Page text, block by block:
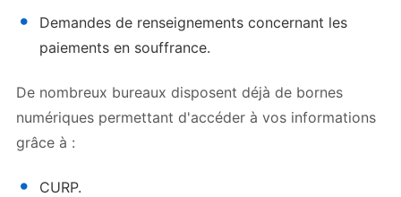
Demandes de renseignements concernant les
paiements en souffrance.
De nombreux bureaux disposent déjà de bornes
numériques permettant d'accéder à vos informations
grâce à :
CURP.